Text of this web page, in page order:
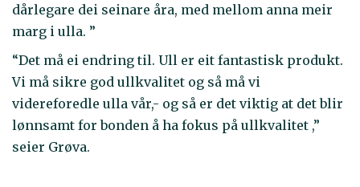
dårlegare dei seinare åra, med mellom anna meir
marg i ulla. ”
“Det må ei endring til. Ull er eit fantastisk produkt.
Vi må sikre god ullkvalitet og så må vi
videreforedle ulla vår,- og så er det viktig at det blir
lønnsamt for bonden å ha fokus på ullkvalitet ,”
seier Grøva.